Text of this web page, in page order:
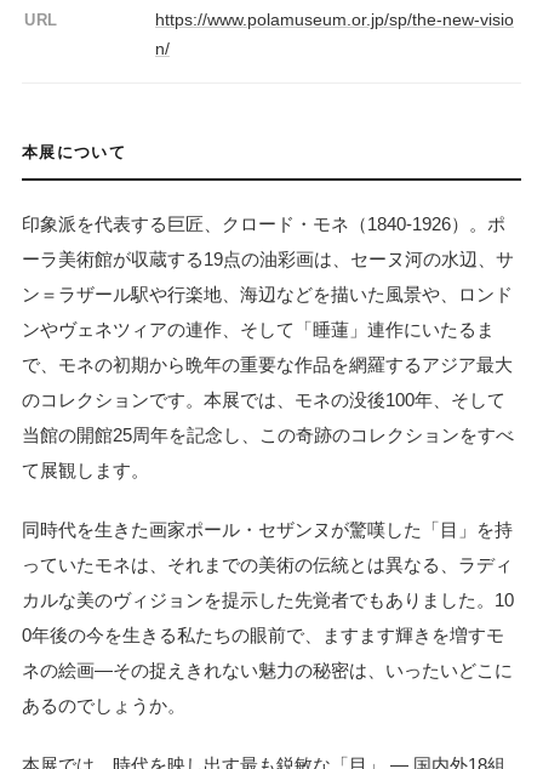
URL
https://www.polamuseum.or.jp/sp/the-new-visio
n/
本展について
印象派を代表する巨匠、クロード・モネ（1840-1926）。ポ
ーラ美術館が収蔵する19点の油彩画は、セーヌ河の水辺、サ
ン＝ラザール駅や行楽地、海辺などを描いた風景や、ロンド
ンやヴェネツィアの連作、そして「睡蓮」連作にいたるま
で、モネの初期から晩年の重要な作品を網羅するアジア最大
のコレクションです。本展では、モネの没後100年、そして
当館の開館25周年を記念し、この奇跡のコレクションをすべ
て展観します。
同時代を生きた画家ポール・セザンヌが驚嘆した「目」を持
っていたモネは、それまでの美術の伝統とは異なる、ラディ
カルな美のヴィジョンを提示した先覚者でもありました。10
0年後の今を生きる私たちの眼前で、ますます輝きを増すモ
ネの絵画―その捉えきれない魅力の秘密は、いったいどこに
あるのでしょうか。